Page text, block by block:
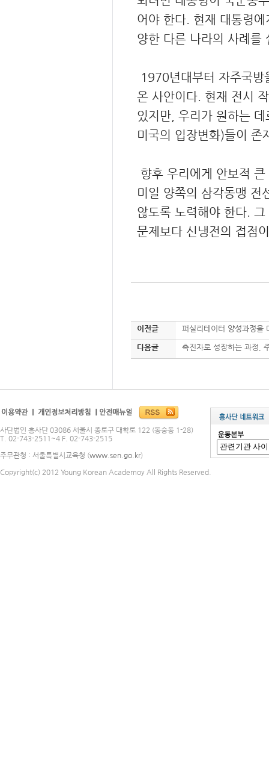
어야 한다. 현재 대통령
양한 다른 나라의 사례를
1970년대부터 자주국
온 사안이다. 현재 전시
있지만, 우리가 원하는
미국의 입장변화)들이 존
향후 우리에게 안보적
미일 양쪽의 삼각동맹 전
않도록 노력해야 한다.
문제보다 신냉전의 접점
이전글 퍼실리테이터 양성과정을
다음글 촉진자로 성장하는 과정,
사단법인 흥사단 03086 서울시 종로구 대학로 122 (동숭동 1-28)
T. 02-743-2511~4 F. 02-743-2515
주무관청 : 서울특별시교육청 (www.sen.go.kr)
Copyright(c) 2012 Young Korean Academoy All Rights Reserved.